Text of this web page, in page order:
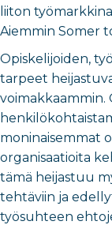
liiton
Aiemmin Somer
Opiskelijoiden,
tarpeet
voimakkaammin.
moninaisemmat
organisaatioita
tämä heijastuu
tehtäviin ja
työsuhteen